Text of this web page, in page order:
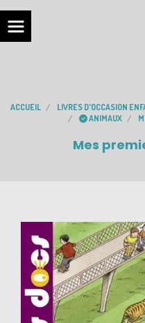
ACCUEIL LIVRES D'OCCASION
ANIMAUX
Mes